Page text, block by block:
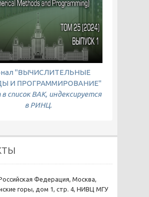
"ВЫЧИСЛИТЕЛЬНЫЕ
И ПРОГРАММИРОВАНИЕ"
список ВАК, индексируется
в РИНЦ.
Федерация, Москва,
горы, дом 1, стр. 4, НИВЦ МГУ